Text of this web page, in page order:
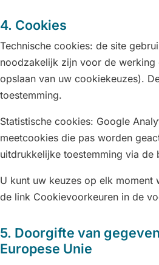
4. Cookies
Technische cookies: de site
noodzakelijk zijn voor de werking
opslaan van uw cookiekeuzes).
toestemming.
Statistische cookies: Google
meetcookies die pas worden
uitdrukkelijke toestemming via de
U kunt uw keuzes op elk moment
de link Cookievoorkeuren in de
5. Doorgifte van
Europese Unie